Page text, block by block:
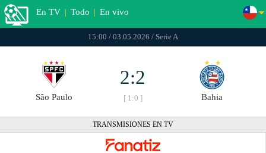
En TV | Todo | En vivo
15:00 / 03.05.2026 / Serie A
São Paulo
2:2
[ 1:0 ] Bahia
TRANSMISIONES EN TV